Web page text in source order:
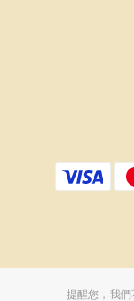
提醒您，我們